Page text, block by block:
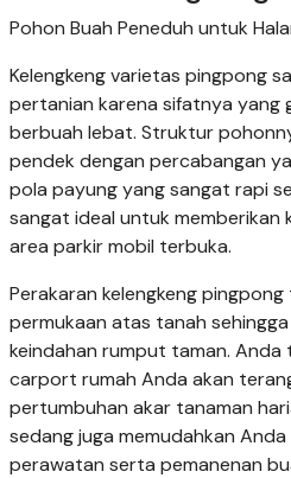
Pohon Buah Peneduh untuk
Kelengkeng varietas pingpong
pertanian karena sifatnya yang
berbuah lebat. Struktur
pendek dengan percabangan
pola payung yang sangat rapi
sangat ideal untuk memberikan
area parkir mobil terbuka.
Perakaran kelengkeng
permukaan atas tanah
keindahan rumput taman.
carport rumah Anda akan
pertumbuhan akar tanaman
sedang juga memudahkan
perawatan serta pemanenan